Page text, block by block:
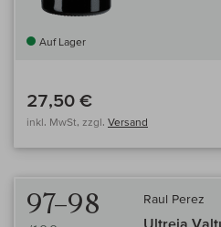
Auf Lager
27,50 €
inkl. MwSt, zzgl. Versand
97–98 Raul Perez
Ultreia